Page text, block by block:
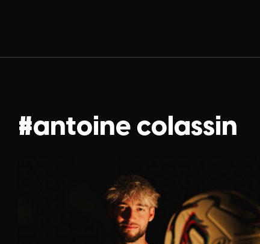
#antoine colassin